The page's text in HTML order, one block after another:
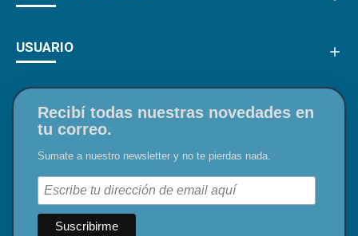
USUARIO
Recibí todas nuestras novedades en
tu correo.
Sumate a nuestro newsletter y no te pierdas nada.